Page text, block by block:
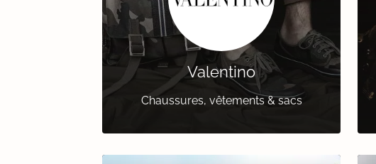
Valentino
Chaussures, vêtements & sacs